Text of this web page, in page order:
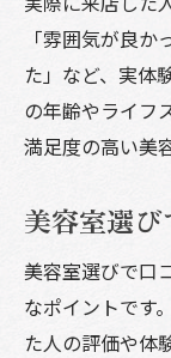
「雰囲気が良
た」など、実体
の年齢やライフ
満足度の高い美
美容室選
美容室選びで口
なポイントです
た人の評価や体